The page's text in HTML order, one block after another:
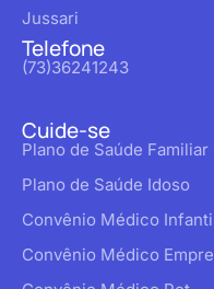
Jussari
Telefone
(73)36241243
Cuide-se
Plano de Saúde Familiar
Plano de Saúde Idoso
Convênio Médico
Convênio Médico